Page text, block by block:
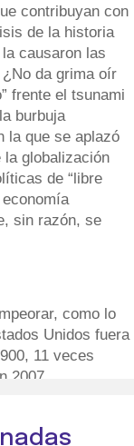
contribuyan con
de la historia
causaron las
da grima oír
frente el tsunami
burbuja
la que se aplazó
globalización
de “libre
sin razón, se
como lo
Unidos fuera
11 veces
2007.